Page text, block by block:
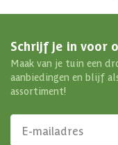
Schrijf je in voor
Maak van je tuin een
aanbiedingen en blijf
assortiment!